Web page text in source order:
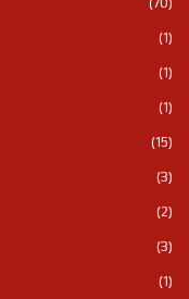
(70)
(1)
(1)
(1)
(15)
(3)
(2)
(3)
(1)